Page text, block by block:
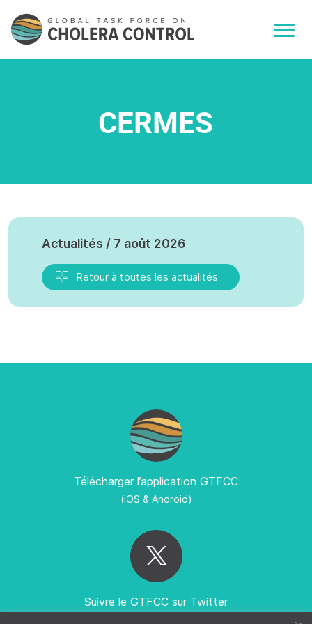
CERMES
Actualités / 7 août 2026
Retour à toutes les actualités
Télécharger l’application GTFCC
(iOS & Android)
Suivre le GTFCC sur Twitter